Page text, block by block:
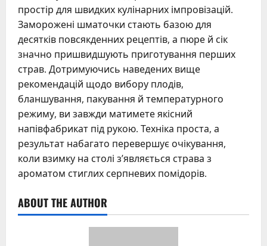
простір для швидких кулінарних імпровізацій.
Заморожені шматочки стають базою для
десятків повсякденних рецептів, а пюре й сік
значно пришвидшують приготування перших
страв. Дотримуючись наведених вище
рекомендацій щодо вибору плодів,
бланшування, пакування й температурного
режиму, ви завжди матимете якісний
напівфабрикат під рукою. Техніка проста, а
результат набагато перевершує очікування,
коли взимку на столі з’являється страва з
ароматом стиглих серпневих помідорів.
ABOUT THE AUTHOR